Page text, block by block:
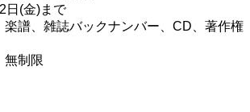
日(金)まで
楽譜、雑誌バックナンバー、CD、著作権
無制限